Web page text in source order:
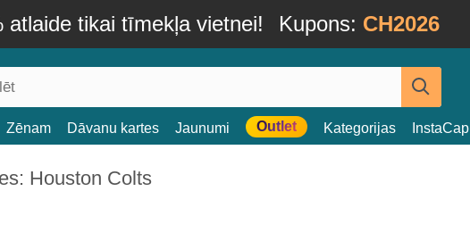
atlaide tikai tīmekļa vietnei! Kupons: CH2026
Zēnam Dāvanu kartes Jaunumi Outlet Kategorijas InstaCap
Houston Colts